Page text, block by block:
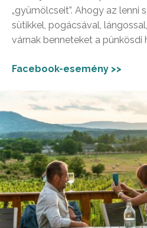
„gyümölcseit”. Ahogy az lenni
sütikkel, pogácsával,
várnak benneteket a pünkösdi
Facebook-esemény >>